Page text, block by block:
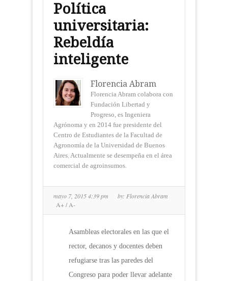
Política
universitaria:
Rebeldía
inteligente
Florencia Abram
Florencia Abram colabora con
Fundación Libertad y
Progreso, es Ingeniera
Agrónoma y en 2014 fue presidente del
Centro de Estudiantes de la Facultad de
Agronomía de la Universidad de Buenos
Aires. Actualmente se desempeña en el área
comercial de agroinsumos.
mayo 7, 2015 4:39 pm by: Florencia Abram
A+/A-
Asambleas electorales en las que el
rector, decanos y docentes deben
refugiarse tras las paredes del
Congreso para poder llevar adelante